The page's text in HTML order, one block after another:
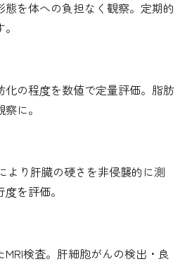
を体への負担なく観察。定期的
の程度を数値で定量評価。脂肪
に。
より肝臓の硬さを非侵襲的に測
を評価。
検査。肝細胞がんの検出・良